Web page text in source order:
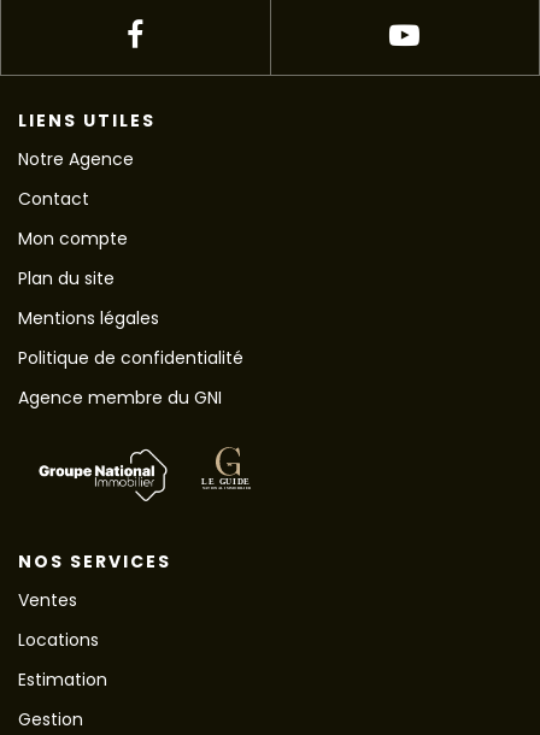
LIENS UTILES
Notre Agence
Contact
Mon compte
Plan du site
Mentions légales
Politique de confidentialité
Agence membre du GNI
NOS SERVICES
Ventes
Locations
Estimation
Gestion